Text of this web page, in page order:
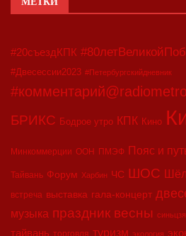
#20съездКПК
#Двесессии2023 #Петербургскийдневник
#комментарий@radiometro
БРИКС Бодрое утро КПК Кино
Минкоммерции ООН ПМЭФ Пояс и
Тайвань Форум Харбин ЧС ШОС
встреча выставка гала-концерт
музыка праздник весны
тайвань туризм экология